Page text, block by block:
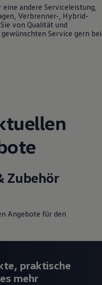
AU
finden
Login und Shop
verbinden
andere Serviceleistung,
, Verbrenner-, Hybrid-
von Qualität und
gewünschten Service gern bei
Zubehör
Angebote für den
praktische
mehr